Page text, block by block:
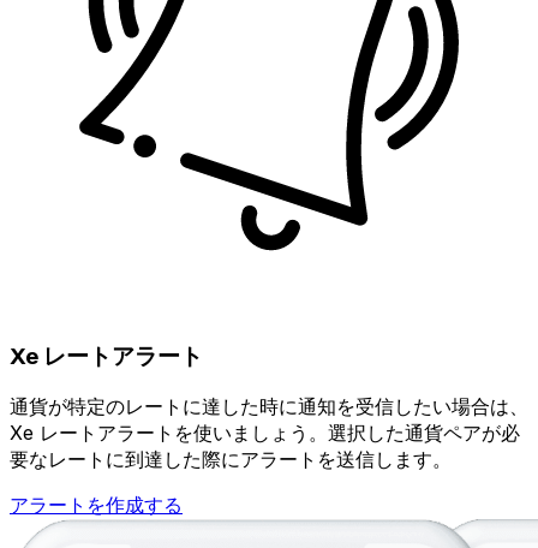
Xe レートアラート
通貨が特定のレートに達した時に通知を受信したい場合は、
Xe レートアラートを使いましょう。選択した通貨ペアが必
要なレートに到達した際にアラートを送信します。
アラートを作成する